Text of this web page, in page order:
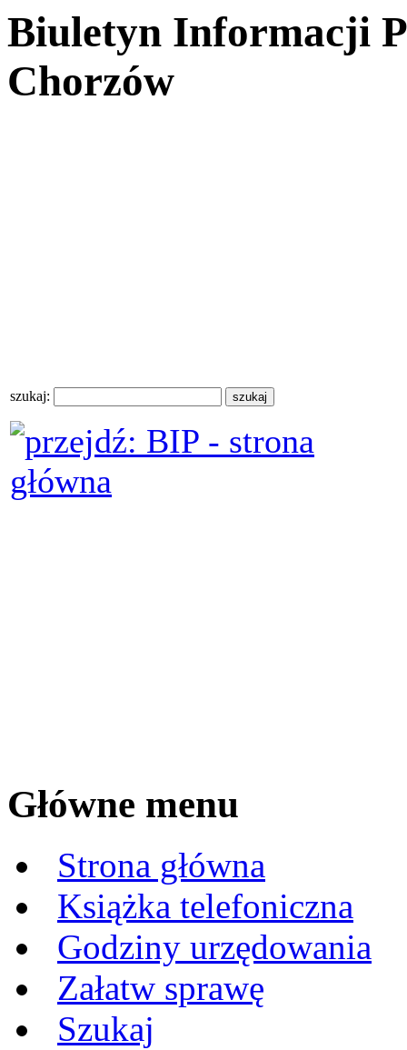
Biuletyn Informacji
Chorzów
szukaj:
Główne menu
Strona główna
Książka telefoniczna
Godziny urzędowania
Załatw sprawę
Szukaj